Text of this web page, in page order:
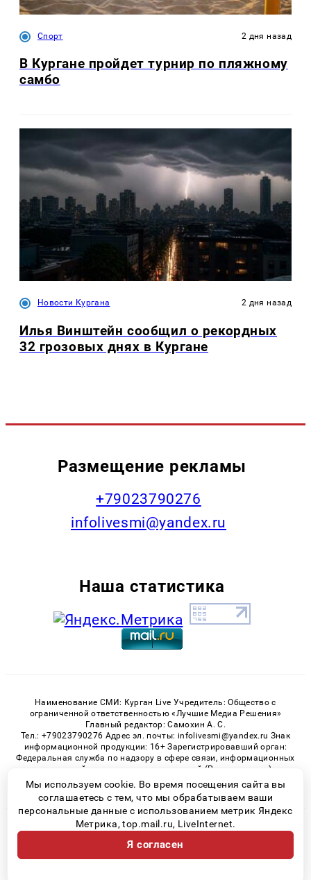
Спорт 2 дня назад
В Кургане пройдет турнир по пляжному
самбо
Новости Кургана 2 дня назад
Илья Винштейн сообщил о рекордных
32 грозовых днях в Кургане
Размещение рекламы
+79023790276
infolivesmi@yandex.ru
Наша статистика
Наименование СМИ: Курган Live Учредитель: Общество с
ограниченной ответственностью «Лучшие Медиа Решения»
Главный редактор: Самохин А. С.
Тел.: +79023790276 Адрес эл. почты: infolivesmi@yandex.ru Знак
информационной продукции: 16+ Зарегистрировавший орган:
Федеральная служба по надзору в сфере связи, информационных
технологий и массовых коммуникаций (Роскомнадзор)
Регистрационный номер СМИ ЭЛ № ФС 77 - 82535 от 21.01.2022
© 2026 «Kurgan-Live» | Все права защищены
Возрастная категория сайта 16+
Политика конфиденциальности
Мы используем cookie. Во время посещения сайта вы
соглашаетесь с тем, что мы обрабатываем ваши
персональные данные с использованием метрик Яндекс
Метрика, top.mail.ru, LiveInternet.
Я согласен